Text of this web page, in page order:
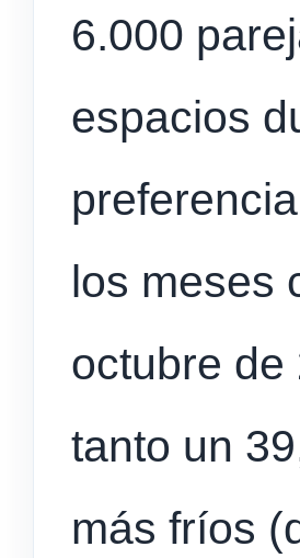
6.000
espacios
los meses
octubre de
tanto un
más fríos